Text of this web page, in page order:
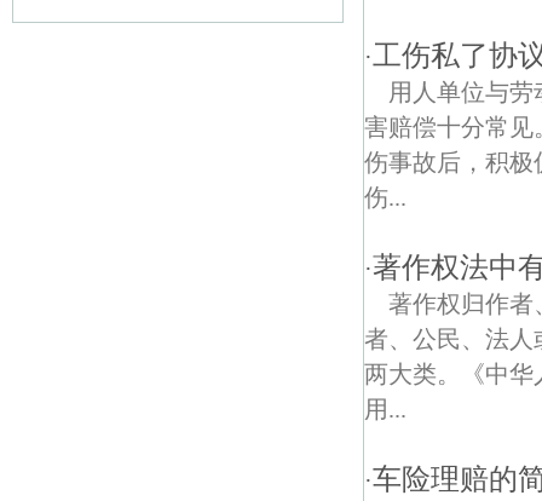
·工伤私了协
用人单位与
害赔偿十分常见
伤事故后，积
伤...
·著作权法中
著作权归作者
者、公民、法
两大类。《中华
用...
·车险理赔的